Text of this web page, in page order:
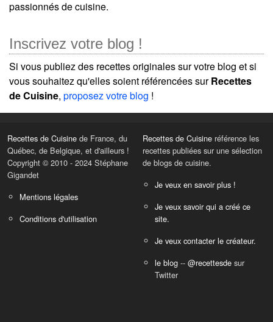
passionnés de cuisine.
Inscrivez votre blog !
Si vous publiez des recettes originales sur votre blog et si
vous souhaitez qu'elles soient référencées surRecettes
de Cuisine, proposez votre blog !
Recettes de Cuisine de France, du
Québec, de Belgique, et d'ailleurs !
Copyright © 2010 - 2024 Stéphane
Gigandet
Mentions légales
Conditions d'utilisation
Recettes de Cuisine référence les
recettes publiées sur une sélection
de blogs de cuisine.
Je veux en savoir plus !
Je veux savoir qui a créé ce
site.
Je veux contacter le créateur.
le blog -- @recettesde sur
Twitter